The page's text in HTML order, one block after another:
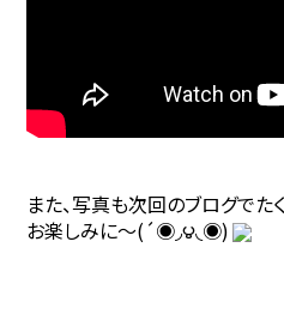
また、写真も次回のブログでた
お楽しみに～(´◉◞౪◟◉)